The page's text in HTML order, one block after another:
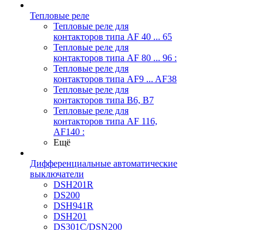
Тепловые реле
Тепловые реле для
контакторов типа AF 40 ... 65
Тепловые реле для
контакторов типа AF 80 ... 96 :
Тепловые реле для
контакторов типа AF9 ... AF38
Тепловые реле для
контакторов типа В6, В7
Тепловые реле для
контакторов типа AF 116,
AF140 :
Ещё
Дифференциальные автоматические
выключатели
DSH201R
DS200
DSH941R
DSH201
DS301C/DSN200